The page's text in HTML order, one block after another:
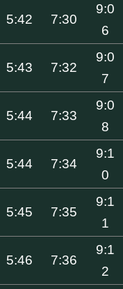
5:42 7:30
9:0
6
5:43 7:32
9:0
7
5:44 7:33
9:0
8
5:44 7:34
9:1
0
5:45 7:35
9:1
1
5:46 7:36
9:1
2